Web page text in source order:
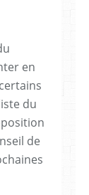
en
du
de